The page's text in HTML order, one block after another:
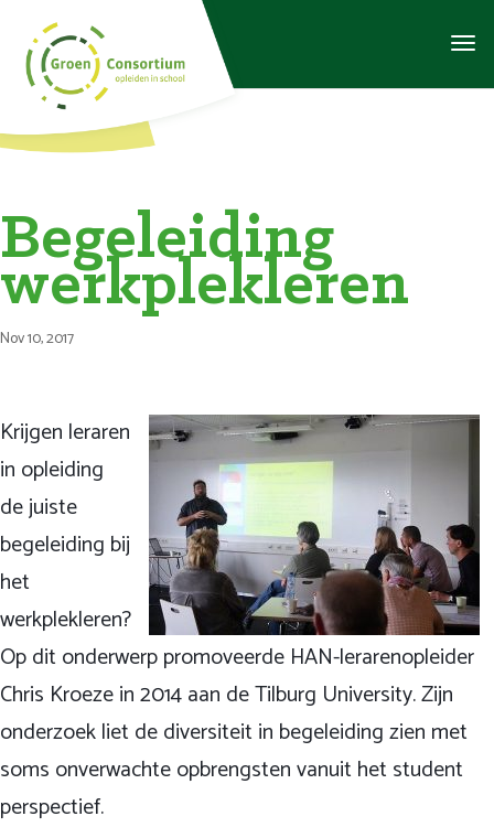
Begeleiding
werkplekleren
Nov 10, 2017
Krijgen leraren
in opleiding
de juiste
begeleiding bij
het
werkplekleren?
Op dit onderwerp promoveerde HAN-lerarenopleider
Chris Kroeze in 2014 aan de Tilburg University. Zijn
onderzoek liet de diversiteit in begeleiding zien met
soms onverwachte opbrengsten vanuit het student
perspectief.